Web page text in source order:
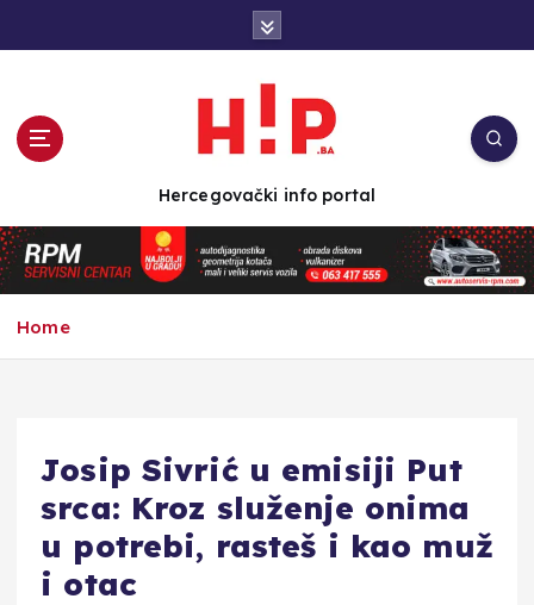
n
t
e
Hercegovački info portal
Home
Josip Sivrić u emisiji Put
srca: Kroz služenje onima
u potrebi, rasteš i kao muž
i otac